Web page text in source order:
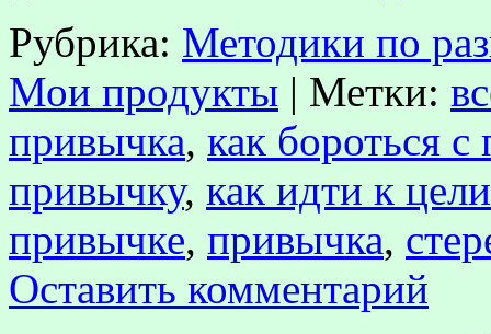
Рубрика: Методики по
Мои продукты | Метки:
привычка, как бороться
привычку, как идти к цели
привычке, привычка,
Оставить комментарий